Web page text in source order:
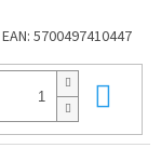
EAN: 5700497410447